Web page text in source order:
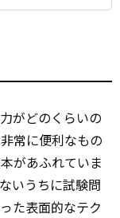
がどのくらいの
常に便利なもの
があふれていま
いうちに試験問
た表面的なテク